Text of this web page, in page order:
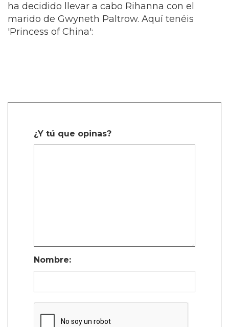
ha decidido llevar a cabo Rihanna con el
marido de Gwyneth Paltrow. Aquí tenéis
'Princess of China':
¿Y tú que opinas?
Nombre: